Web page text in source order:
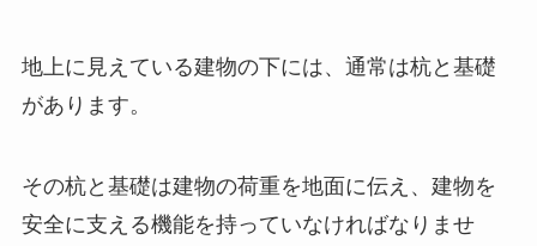
地上に見えている建物の下には、通常は杭と基礎
があります。
その杭と基礎は建物の荷重を地面に伝え、建物を
安全に支える機能を持っていなければなりませ